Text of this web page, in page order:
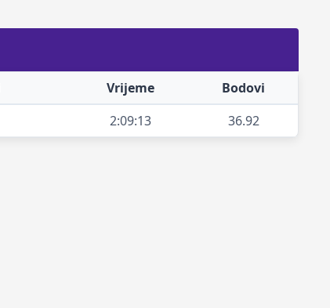
Vrijeme
Bodovi
2:09:13 36.92